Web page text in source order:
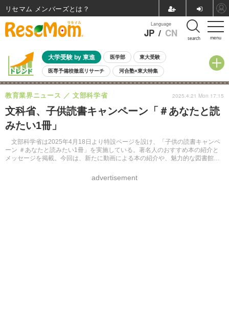
menu
Language
JP / CN search
大学受験 by 東進 医学部 東大受験
医専予備校徹底リサーチ 河合塾×東大特集
親子で考える大学選び 高校受験 中学受験 小学校受験
共通テスト 夏休み 8月開催学校説明会・相談会
8月開催イベント・WS 全国公立高校 過去問 人気記事
自由研究教材（小学生向け）
文科省、子供読書キャンペーン「＃あなたと読
みたい1冊」
文部科学省は2025年4月18日より特設ページを設け、「子供の読書キャンペ
ーン ＃あなたと読みたい1冊」を実施している。著名人のおすすめ本の紹介と
メッセージを掲載。今回は、新たに動画による本の紹介や、魅力的な図書館の
教育業界ニュース 文部科学省
advertisement
2025.4.21 Mon 17:15
リセマム メンバーズ